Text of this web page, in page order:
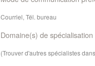
Courriel, Tél. bureau
Domaine(s) de spécialisation
(Trouver d'autres spécialistes